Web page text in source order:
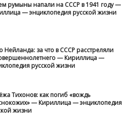
румыны напали на СССР в 1941 году —
— энциклопедия русской жизни
Нейланда: за что в СССР расстреляли
— Кириллица —
русской жизни
Тихонов: как погиб «вождь
— Кириллица — энциклопедия
жизни